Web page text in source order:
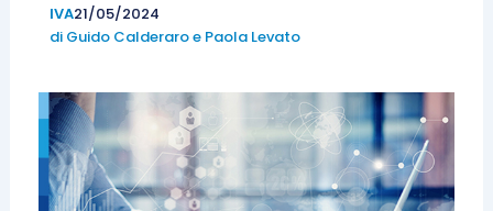
IVA21/05/2024
di Guido Calderaroe Paola Levato